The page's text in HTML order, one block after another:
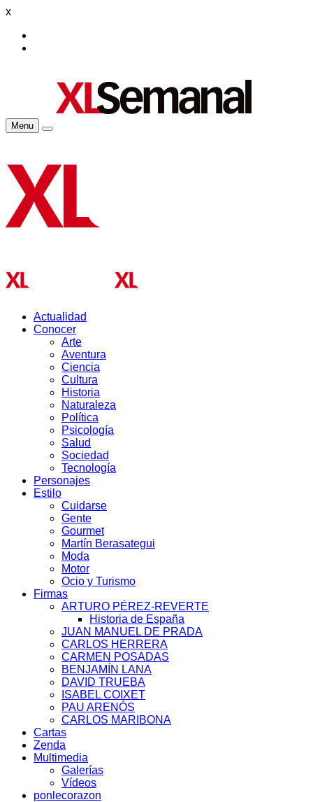
x
Menu
Actualidad
Conocer
Arte
Aventura
Ciencia
Cultura
Historia
Naturaleza
Política
Psicología
Salud
Sociedad
Tecnología
Personajes
Estilo
Cuidarse
Gente
Gourmet
Martín Berasategui
Moda
Motor
Ocio y Turismo
Firmas
ARTURO PÉREZ-REVERTE
Historia de España
JUAN MANUEL DE PRADA
CARLOS HERRERA
CARMEN POSADAS
BENJAMÍN LANA
DAVID TRUEBA
ISABEL COIXET
PAU ARENÓS
CARLOS MARIBONA
Cartas
Zenda
Multimedia
Galerías
Vídeos
ponlecorazon